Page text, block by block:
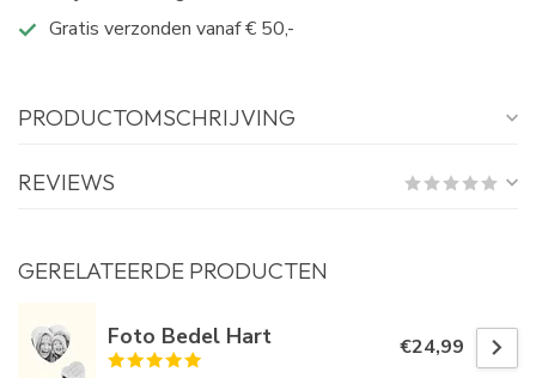
Gratis verzonden vanaf € 50,-
PRODUCTOMSCHRIJVING
REVIEWS
GERELATEERDE PRODUCTEN
Foto Bedel Hart €24,99